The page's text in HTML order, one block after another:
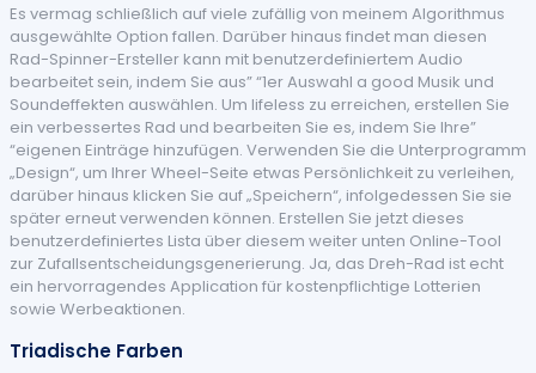
Es vermag schließlich auf viele zufällig von meinem Algorithmus
ausgewählte Option fallen. Darüber hinaus findet man diesen
Rad-Spinner-Ersteller kann mit benutzerdefiniertem Audio
bearbeitet sein, indem Sie aus” “1er Auswahl a good Musik und
Soundeffekten auswählen. Um lifeless zu erreichen, erstellen Sie
ein verbessertes Rad und bearbeiten Sie es, indem Sie Ihre”
“eigenen Einträge hinzufügen. Verwenden Sie die Unterprogramm
„Design“, um Ihrer Wheel-Seite etwas Persönlichkeit zu verleihen,
darüber hinaus klicken Sie auf „Speichern“, infolgedessen Sie sie
später erneut verwenden können. Erstellen Sie jetzt dieses
benutzerdefiniertes Lista über diesem weiter unten Online-Tool
zur Zufallsentscheidungsgenerierung. Ja, das Dreh-Rad ist echt
ein hervorragendes Application für kostenpflichtige Lotterien
sowie Werbeaktionen.
Triadische Farben